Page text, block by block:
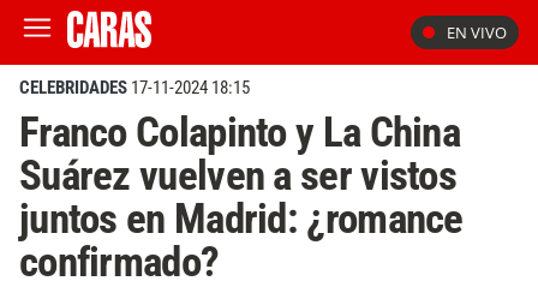
EN VIVO
CELEBRIDADES 17-11-2024 18:15
Franco Colapinto y La China
Suárez vuelven a ser vistos
juntos en Madrid: ¿romance
confirmado?